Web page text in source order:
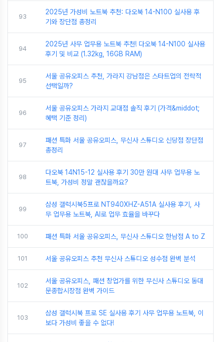
93
2025년 가성비 노트북 추천: 다오북 14-N100 실사용 후
기와 장단점 총정리
94
2025년 사무 업무용 노트북 추천! 다오북 14-N100 실사용
후기 및 비교 (1.32kg, 16GB RAM)
95
서울 공유오피스 추천, 가라지 강남점은 스타트업의 전략적
선택일까?
96
서울 공유오피스 가라지 교대점 솔직 후기 (가격&middot;
혜택 기준 정리)
97
패션 특화 서울 공유오피스, 무신사 스튜디오 신당점 장단점
총정리
98
다오북 14N15-12 실사용 후기 30만 원대 사무 업무용 노
트북, 가성비 정말 괜찮을까요?
99
삼성 갤럭시북5프로 NT940XHZ-A51A 실사용 후기, 사
무 업무용 노트북, AI로 업무 효율을 바꾸다
100 패션 특화 서울 공유오피스, 무신사 스튜디오 한남점 A to Z
101 서울 공유오피스 추천 무신사 스튜디오 성수점 완벽 분석
102
서울 공유오피스, 패션 창업가를 위한 무신사 스튜디오 동대
문종합시장점 완벽 가이드
103
삼성 갤럭시북 프로 SE 실사용 후기 사무 업무용 노트북, 이
보다 가성비 좋을 수 없다!